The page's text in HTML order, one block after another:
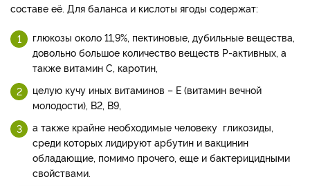
составе её. Для баланса и кислоты ягоды содержат:
глюкозы около 11,9%, пектиновые, дубильные вещества,
довольно большое количество веществ Р-активных, а
также витамин С, каротин,
целую кучу иных витаминов – Е (витамин вечной
молодости), В2, В9,
а также крайне необходимые человеку гликозиды,
среди которых лидируют арбутин и вакцинин
обладающие, помимо прочего, еще и бактерицидными
свойствами.